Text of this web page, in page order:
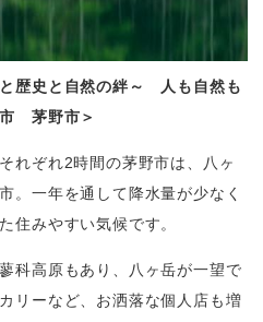
歴史と自然の絆～　人も自然も
　茅野市＞
れぞれ2時間の茅野市は、八ヶ
。一年を通して降水量が少なく
住みやすい気候です。
科高原もあり、八ヶ岳が一望で
リーなど、お洒落な個人店も増